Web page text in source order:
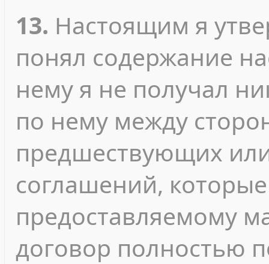
13. Настоящим я
понял содержание
нему я не получал
по нему между
предшествующих
соглашений, которые
предоставляемому
договор полностью